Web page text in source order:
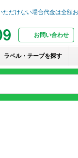
お問い合わせ
ラベル・テープを探す